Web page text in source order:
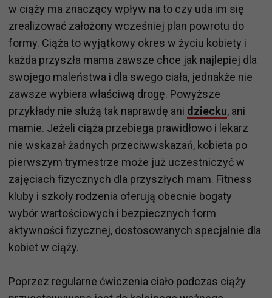
w ciąży ma znaczący wpływ na to czy uda im się
zrealizować założony wcześniej plan powrotu do
formy. Ciąża to wyjątkowy okres w życiu kobiety i
każda przyszła mama zawsze chce jak najlepiej dla
swojego maleństwa i dla swego ciała, jednakże nie
zawsze wybiera właściwą drogę. Powyższe
przykłady nie służą tak naprawdę ani dziecku, ani
mamie. Jeżeli ciąża przebiega prawidłowo i lekarz
nie wskazał żadnych przeciwwskazań, kobieta po
pierwszym trymestrze może już uczestniczyć w
zajęciach fizycznych dla przyszłych mam. Fitness
kluby i szkoły rodzenia oferują obecnie bogaty
wybór wartościowych i bezpiecznych form
aktywności fizycznej, dostosowanych specjalnie dla
kobiet w ciąży.
Poprzez regularne ćwiczenia ciało podczas ciąży